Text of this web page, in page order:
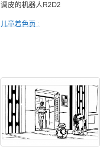
调皮的机器人R2D2
儿童着色页 :